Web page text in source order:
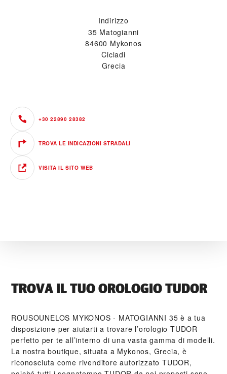
Indirizzo
35 Matogianni
84600 Mykonos
Cicladi
Grecia
+30 22890 28382
TROVA LE INDICAZIONI STRADALI
VISITA IL SITO WEB
TROVA IL TUO OROLOGIO TUDOR
‭ROUSOUNELOS MYKONOS - MATOGIANNI 35‬ è a tua
disposizione per aiutarti a trovare l’orologio TUDOR
perfetto per te all’interno di una vasta gamma di modelli.
La nostra boutique, situata a Mykonos, Grecia, è
riconosciuta come rivenditore autorizzato TUDOR,